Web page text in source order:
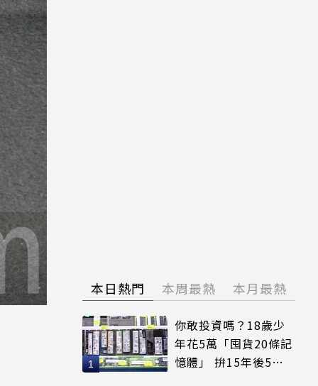
本日熱門 本周最熱 本月最熱
你敢投資嗎？18歲少
年花5萬「囤貨20條記
憶體」 拚15年後5倍